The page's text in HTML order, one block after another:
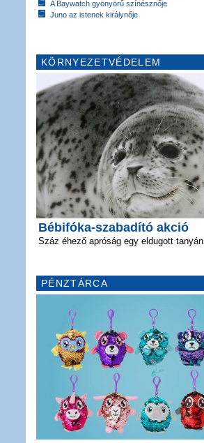
A Baywatch gyönyörű színésznője
Juno az istenek királynője
KÖRNYEZETVÉDELEM
Bébifóka-szabadító akció
Száz éhező apróság egy eldugott tanyán
PÉNZTÁRCA